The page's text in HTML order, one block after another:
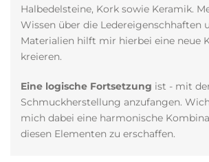
Halbedelsteine, Kork sowie Keramik.
Wissen über die Ledereigenschhaften
Materialien hilft mir hierbei eine neue
kreieren.
Eine logische Fortsetzung ist - mit
Schmuckherstellung anzufangen.
mich dabei eine harmonische
diesen Elementen zu erschaffen.